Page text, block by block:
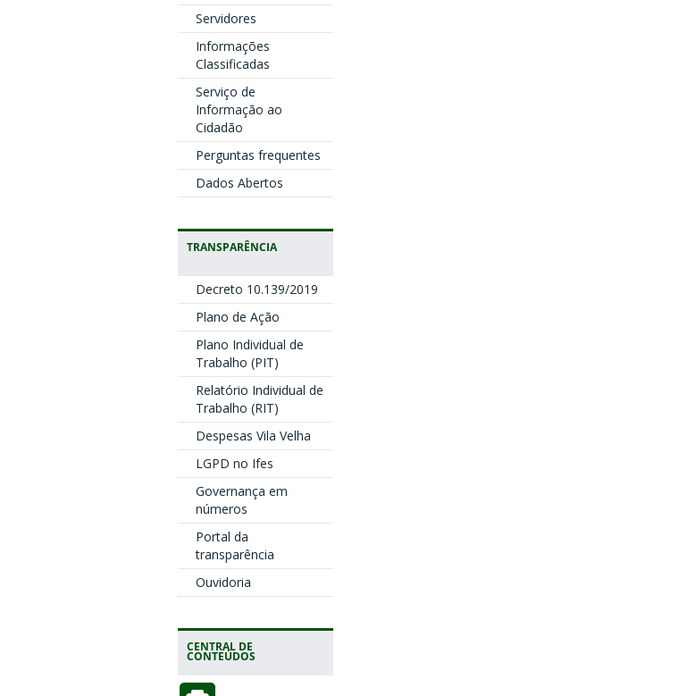
Servidores
Informações
Classificadas
Serviço de
Informação ao
Cidadão
Perguntas frequentes
Dados Abertos
TRANSPARÊNCIA
Decreto 10.139/2019
Plano de Ação
Plano Individual de
Trabalho (PIT)
Relatório Individual de
Trabalho (RIT)
Despesas Vila Velha
LGPD no Ifes
Governança em
números
Portal da
transparência
Ouvidoria
CENTRAL DE
CONTEÚDOS